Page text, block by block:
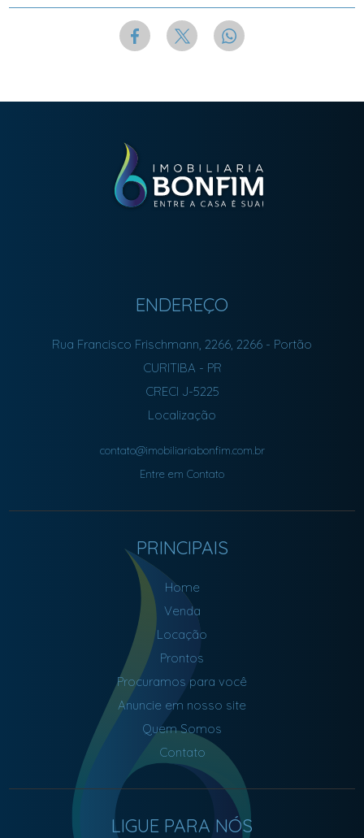
ENDEREÇO
Rua Francisco Frischmann, 2266, 2266 - Portão
CURITIBA - PR
CRECI J-5225
Localização
contato@imobiliariabonfim.com.br
Entre em Contato
PRINCIPAIS
Home
Venda
Locação
Prontos
Procuramos para você
Anuncie em nosso site
Quem Somos
Contato
LIGUE PARA NÓS